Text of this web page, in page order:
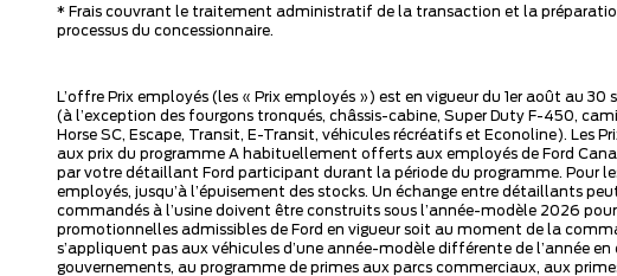
* Frais couvrant le traitement administratif de la transaction et la
processus du concessionnaire.
L’offre Prix employés (les « Prix employés ») est en vigueur du 1er août au
(à l’exception des fourgons tronqués, châssis-cabine, Super Duty F-450,
Horse SC, Escape, Transit, E-Transit, véhicules récréatifs et Econoline). Les
aux prix du programme A habituellement offerts aux employés de Ford
par votre détaillant Ford participant durant la période du programme. Pour
employés, jusqu’à l’épuisement des stocks. Un échange entre détaillants
commandés à l’usine doivent être construits sous l’année-modèle 2026
promotionnelles admissibles de Ford en vigueur soit au moment de la
s’appliquent pas aux véhicules d’une année-modèle différente de l’année
gouvernements, au programme de primes aux parcs commerciaux, aux